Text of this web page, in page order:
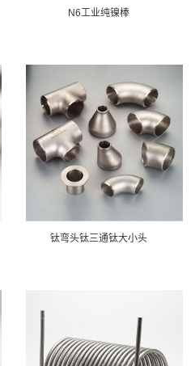
N6工业纯镍棒
钛弯头钛三通钛大小头